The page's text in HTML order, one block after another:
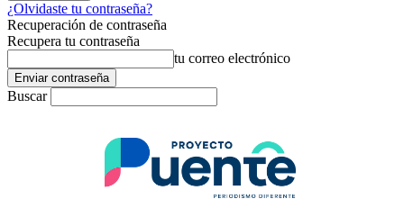
¿Olvidaste tu contraseña?
Recuperación de contraseña
Recupera tu contraseña
tu correo electrónico
Buscar